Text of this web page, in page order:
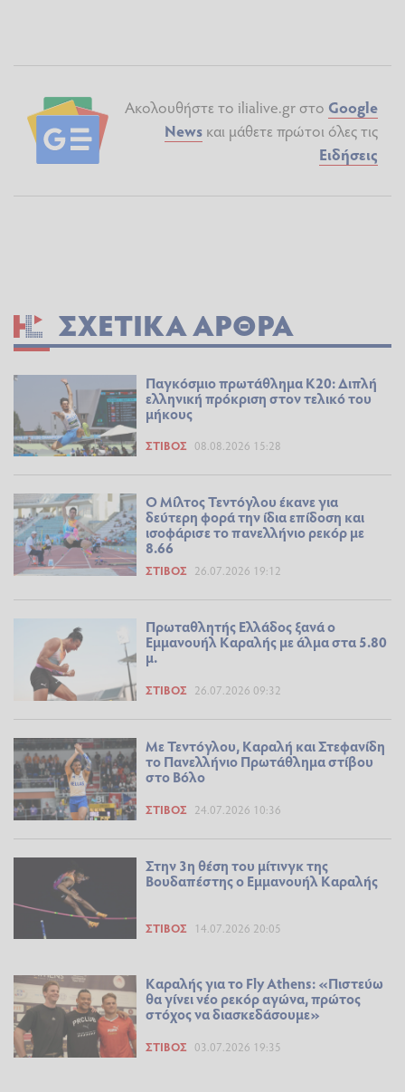
Ακολουθήστε το ilialive.gr στο Google
News και μάθετε πρώτοι όλες τις
Ειδήσεις
ΣΧΕΤΙΚΆ ΆΡΘΡΑ
Παγκόσμιο πρωτάθλημα Κ20: Διπλή
ελληνική πρόκριση στον τελικό του
μήκους
ΣΤΊΒΟΣ 08.08.2026 15:28
Ο Μίλτος Τεντόγλου έκανε για
δεύτερη φορά την ίδια επίδοση και
ισοφάρισε το πανελλήνιο ρεκόρ με
8.66
ΣΤΊΒΟΣ 26.07.2026 19:12
Πρωταθλητής Ελλάδος ξανά ο
Εμμανουήλ Καραλής με άλμα στα 5.80
μ.
ΣΤΊΒΟΣ 26.07.2026 09:32
Mε Τεντόγλου, Καραλή και Στεφανίδη
το Πανελλήνιο Πρωτάθλημα στίβου
στο Βόλο
ΣΤΊΒΟΣ 24.07.2026 10:36
Στην 3η θέση του μίτινγκ της
Βουδαπέστης ο Εμμανουήλ Καραλής
ΣΤΊΒΟΣ 14.07.2026 20:05
Καραλής για το Fly Athens: «Πιστεύω
θα γίνει νέο ρεκόρ αγώνα, πρώτος
στόχος να διασκεδάσουμε»
ΣΤΊΒΟΣ 03.07.2026 19:35